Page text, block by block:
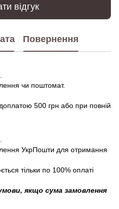
відгук
Повернення
чи поштомат.
500 грн або при повній
УкрПошти для отримання
тільки по 100% оплаті
якщо сума замовлення